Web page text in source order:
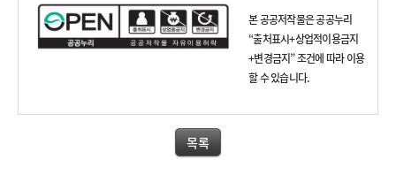
본 공공저작물은 공공누리
“출처표시+상업적이용금지
+변경금지” 조건에 따라 이용
할 수 있습니다.
목록